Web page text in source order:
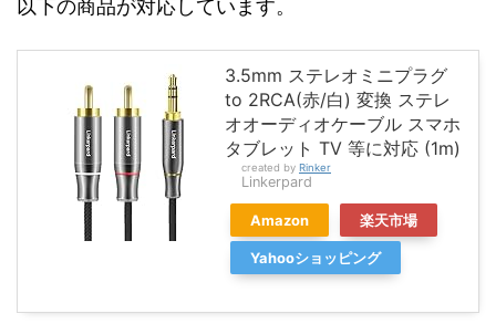
以下の商品が対応しています。
3.5mm ステレオミニプラグ
to 2RCA(赤/白) 変換 ステレ
オオーディオケーブル スマホ
タブレット TV 等に対応 (1m)
created by Rinker
Linkerpard
Amazon 楽天市場
Yahooショッピング